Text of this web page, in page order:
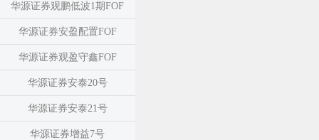
华源证券观鹏低波1期FOF
华源证券安盈配置FOF
华源证券观盈守鑫FOF
华源证券安泰20号
华源证券安泰21号
华源证券增益7号